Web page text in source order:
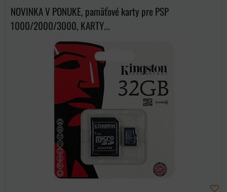
NOVINKA V PONUKE, pamäťové karty pre PSP
1000/2000/3000, KARTY...